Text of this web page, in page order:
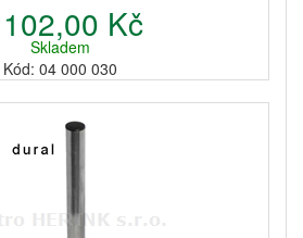
Kč
Skladem
Kód: 04 000 030